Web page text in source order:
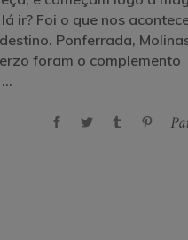
ir? Foi o que nos
Ponferrada,
foram o complemento